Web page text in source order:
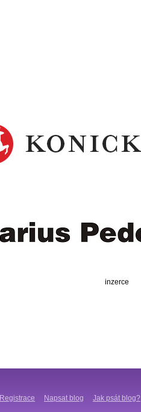
inzerce
Registrace Napsat blog Jak psát blog?